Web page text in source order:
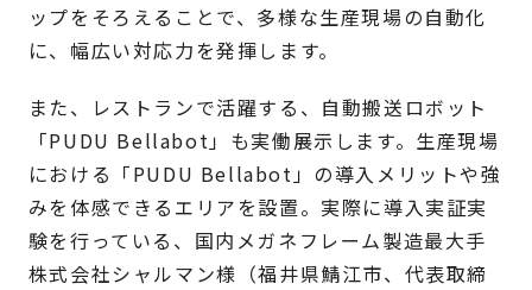
ップをそろえることで、多様な生産現場の自動化
に、幅広い対応力を発揮します。
また、レストランで活躍する、自動搬送ロボット
「PUDU Bellabot」も実働展示します。生産現場
における「PUDU Bellabot」の導入メリットや強
みを体感できるエリアを設置。実際に導入実証実
験を行っている、国内メガネフレーム製造最大手
株式会社シャルマン様（福井県鯖江市、代表取締